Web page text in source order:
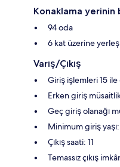
Konaklama yerinin
94 oda
6 kat üzerine
Varış/Çıkış
Giriş işlemleri 15 ile
Erken giriş
Geç giriş olanağı
Minimum giriş yaşı:
Çıkış saati: 11
Temassız çıkış